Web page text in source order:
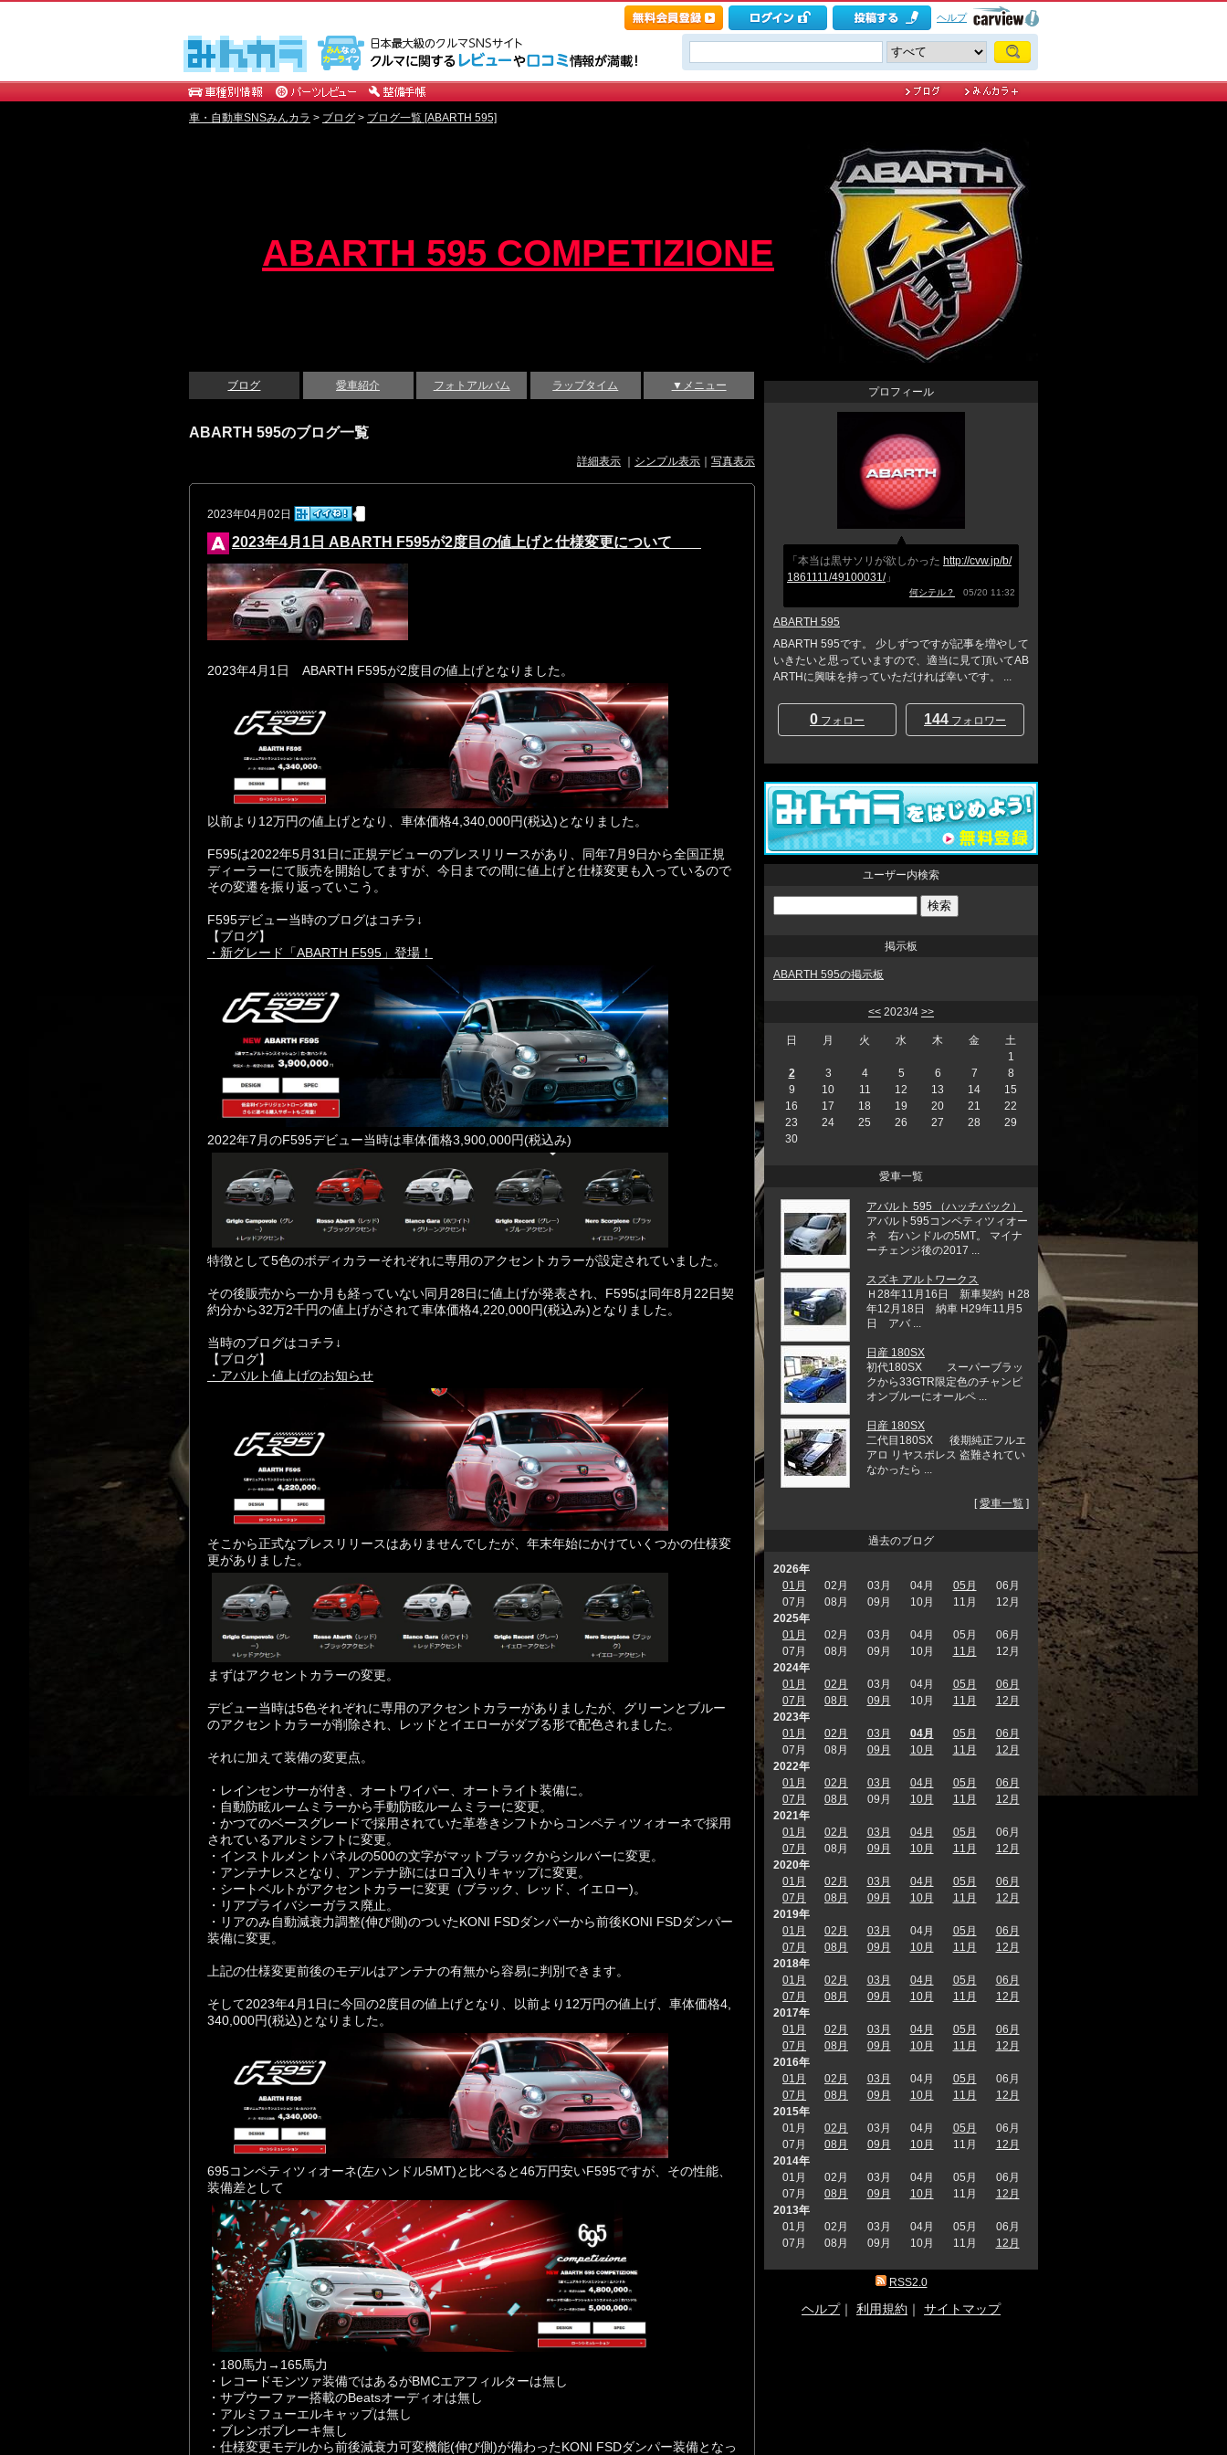
ヘルプ
車・自動車SNSみんカラ > ブログ > ブログ一覧 [ABARTH 595]
ABARTH 595 COMPETIZIONE
ブログ 愛車紹介 フォトアルバム ラップタイム ▼メニュー
ABARTH 595のブログ一覧
詳細表示 シンプル表示 写真表示
2023年04月02日
2023年4月1日 ABARTH F595が2度目の値上げと仕様変更について
2023年4月1日 ABARTH F595が2度目の値上げとなりました。
以前より12万円の値上げとなり、車体価格4,340,000円(税込)となりました。
F595は2022年5月31日に正規デビューのプレスリリースがあり、同年7月9日から全国正規
ディーラーにて販売を開始してますが、今日までの間に値上げと仕様変更も入っているので
その変遷を振り返っていこう。
F595デビュー当時のブログはコチラ↓
【ブログ】
・新グレード「ABARTH F595」登場！
2022年7月のF595デビュー当時は車体価格3,900,000円(税込み)
特徴として5色のボディカラーそれぞれに専用のアクセントカラーが設定されていました。
その後販売から一か月も経っていない同月28日に値上げが発表され、F595は同年8月22日契
約分から32万2千円の値上げがされて車体価格4,220,000円(税込み)となりました。
当時のブログはコチラ↓
【ブログ】
・アバル ト値上げのお知らせ
そこから正式なプレスリリースはありませんでしたが、年末年始にかけていくつかの仕様変
更がありました。
まずはアクセントカラーの変更。
デビュー当時は5色それぞれに専用のアクセントカラーがありましたが、グリーンとブルー
のアクセントカラーが削除され、レッドとイエローがダブる形で配色されました。
それに加えて装備の変更点。
・レインセンサーが付き、オートワイパー、オートライト装備に。
・ 自動防眩ルームミラーから手動防眩ルームミラーに変更。
・かつてのベースグレードで採用されていた革巻き シフトからコンペティツィオーネで採用
されているアルミシフトに変更。
・インストルメントパネルの500の文字がマットブラックからシルバーに変更。
・アンテナレスとなり、アンテナ跡にはロゴ入りキャップに変更。
・シートベルトがアクセントカラーに変更（ブラック、レッド、イエロー)。
・リアプライバシーガラス廃止。
・リアのみ自動減衰力調整(伸び側)のついたKONI FSDダンパーから前後KONI FSDダンパー
装備に変更。
上記の仕様変更前後のモデルはアンテナの有無から容易に判別できます。
そして2023年4月1日に今回の2度目の値上げとなり、
以前より12万円の値上げ、車体価格4,
340,000円(税込)となりました。
695コンペティツィオーネ(左ハンドル5MT)と比べると46万円安いF595ですが、その性能、
装備差として
・180馬力→165馬力
・レコードモンツァ装備ではあるがBMCエアフィルターは無し
・サブウーファー搭載のBeatsオーディオは無し
・アルミフューエルキャップは無し
・ブレンボブレーキ無し
・仕様変更モデルから前後減衰力可変機能(伸び側)が備わったKONI FSDダンパー装備となっ
プロフィール
「本当は黒サソリが欲しかった http://cvw.jp/b/
1861111/49100031/」
何シテル？ 05/20 11:32
ABARTH 595
ABARTH 595です。 少しずつですが記事を増やして
いきたいと思っていますので、適当に見て頂いてAB
ARTHに興味を持っていただければ幸いです。 ...
0 フォロー 144 フォロワー
ユーザー内検索
掲示板
ABARTH 595の掲示板
<< 2023/4 >>
日 月 火 水 木 金
土
1
2
3 4 5 6 7
8
9
10 11 12 13 14
15
16
17 18 19 20 21
22
23
24 25 26 27 28
29
30
愛車一覧
アバルト 595 （ハッチバック）
アバルト595コンペティツィオー
ネ 右ハンドルの5MT。 マイナ
ーチェンジ後の2017 ...
スズキ アルトワークス
Ｈ28年11月16日 新車契約 Ｈ28
年12月18日 納車 H29年11月5
日 アバ ...
日産 180SX
初代180SX スーパーブラッ
クから33GTR限定色のチャンピ
オンブルーにオールペ ...
日産 180SX
二代目180SX 後期純正フルエ
アロ リヤスポレス 盗難されてい
なかったら ...
[愛車一覧 ]
過去のブログ
2026年
01月
02月 03月 04月 05月
06月
07月
08月 09月 10月 11月
12月
2025年
01月
02月 03月 04月 05月
06月
07月
08月 09月 10月 11月
12月
2024年
01月
02月 03月 04月 05月
06月
07月
08月 09月 10月 11月
12月
2023年
01月
02月 03月 04月 05月
06月
07月
08月 09月 10月 11月
12月
2022年
01月
02月 03月 04月 05月
06月
07月
08月 09月 10月 11月
12月
2021年
01月
02月 03月 04月 05月
06月
07月
08月 09月 10月 11月
12月
2020年
01月
02月 03月 04月 05月
06月
07月
08月 09月 10月 11月
12月
2019年
01月
02月 03月 04月 05月
06月
07月
08月 09月 10月 11月
12月
2018年
01月
02月 03月 04月 05月
06月
07月
08月 09月 10月 11月
12月
2017年
01月
02月 03月 04月 05月
06月
07月
08月 09月 10月 11月
12月
2016年
01月
02月 03月 04月 05月
06月
07月
08月 09月 10月 11月
12月
2015年
01月
02月 03月 04月 05月
06月
07月
08月 09月 10月 11月
12月
2014年
01月
02月 03月 04月 05月
06月
07月
08月 09月 10月 11月
12月
2013年
01月
02月 03月 04月 05月
06月
07月
08月 09月 10月 11月 12月
RSS2.0
ヘルプ｜ 利用規約 ｜ サイトマップ